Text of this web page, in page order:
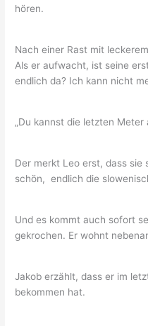
hören.
Nach einer Rast mit
Als er aufwacht, ist seine
endlich da? Ich kann nicht
„Du kannst die letzten Meter
Der merkt Leo erst, dass sie
schön, endlich die
Und es kommt auch sofort
gekrochen. Er wohnt
Jakob erzählt, dass er im
bekommen hat.